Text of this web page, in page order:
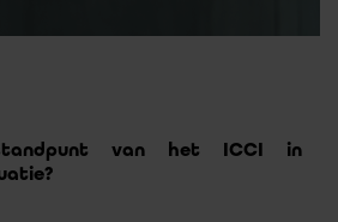
van het ICCI in